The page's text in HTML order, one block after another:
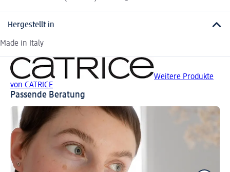
Hergestellt in
Made in Italy
Weitere Produkte
von CATRICE
Passende Beratung